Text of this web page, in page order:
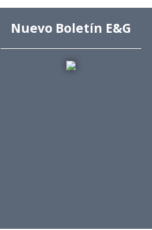
Nuevo Boletín E&G